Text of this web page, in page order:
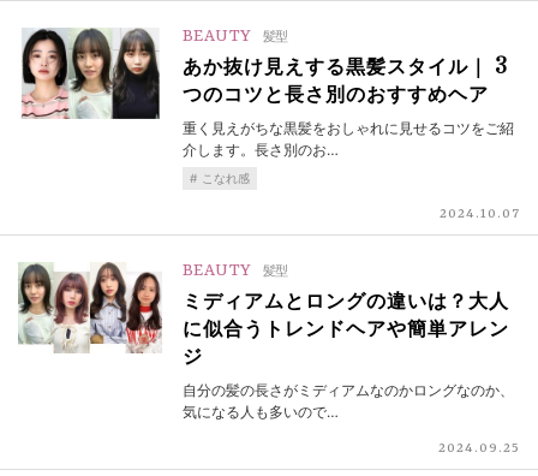
BEAUTY 髪型
あか抜け見えする黒髪スタイル｜ 3
つのコツと長さ別のおすすめヘア
重く見えがちな黒髪をおしゃれに見せるコツをご紹
介します。長さ別のお…
こなれ感
2024.10.07
BEAUTY 髪型
ミディアムとロングの違いは？大人
に似合うトレンドヘアや簡単アレン
ジ
自分の髪の長さがミディアムなのかロングなのか、
気になる人も多いので…
2024.09.25